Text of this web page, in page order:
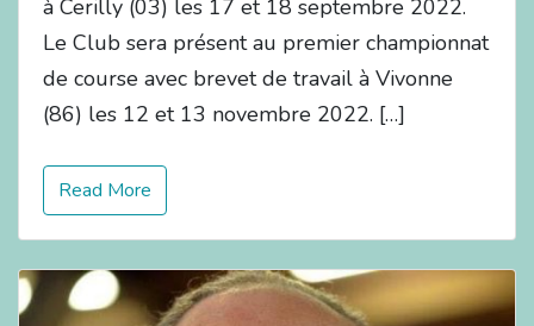
à Cerilly (03) les 17 et 18 septembre 2022.
Le Club sera présent au premier championnat
de course avec brevet de travail à Vivonne
(86) les 12 et 13 novembre 2022. […]
Read More